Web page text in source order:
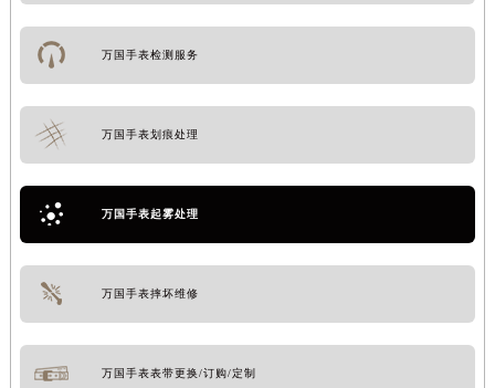
万国手表检测服务
万国手表划痕处理
万国手表起雾处理
万国手表摔坏维修
万国手表表带更换/订购/定制